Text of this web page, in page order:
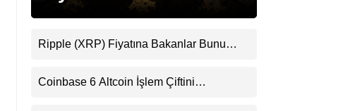
Ripple (XRP) Fiyatına Bakanlar Bunu
Uyarı
Coinbase 6 Altcoin İşlem Çiftini